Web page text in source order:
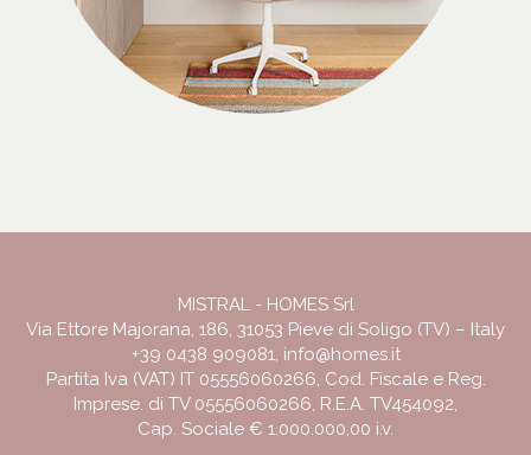
MISTRAL - HOMES Srl
Via Ettore Majorana, 186, 31053 Pieve di Soligo (TV) – Italy
+39 0438 909081, info@homes.it
Partita Iva (VAT) IT 05556060266, Cod. Fiscale e Reg.
Imprese. di TV 05556060266, R.E.A. TV454092,
Cap. Sociale € 1.000.000,00 i.v.